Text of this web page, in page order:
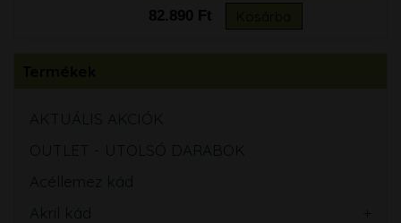
82.890 Ft
AKTUÁLIS AKCIÓK
OUTLET - UTOLSÓ DARABOK
Acéllemez kád
Akril kád